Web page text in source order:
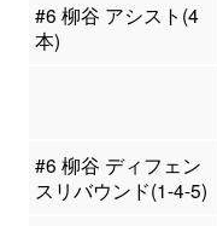
#6 柳谷 アシスト(4
本)
#6 柳谷 ディフェン
スリバウンド(1-4-5)